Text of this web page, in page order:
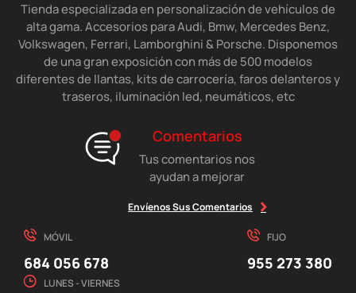
Tienda especializada en personalización de vehículos de
alta gama. Accesorios para Audi, Bmw, Mercedes Benz,
Volkswagen, Ferrari, Lamborghini & Porsche. Disponemos
de una gran exposición con más de 500 modelos
diferentes de llantas, kits de carrocería, faros delanteros y
traseros, iluminación led, neumáticos, etc
Comentarios
Tus comentarios nos
ayudan a mejorar
Envíenos Sus Comentarios
MÓVIL
684 056 678
FIJO
955 273 380
LUNES - VIERNES